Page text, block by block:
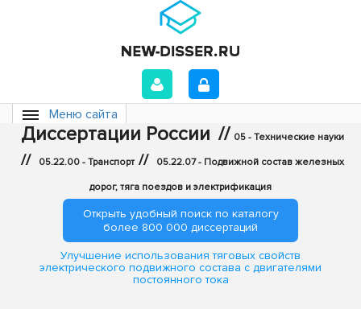
Меню сайта
Диссертации России // 05 - Технические науки
// 05.22.00 - Транспорт // 05.22.07 - Подвижной состав железных
дорог, тяга поездов и электрификация
Открыть удобный поиск по каталогу
более 800 000 диссертаций
Улучшение использования тяговых свойств
электрического подвижного состава с двигателями
постоянного тока